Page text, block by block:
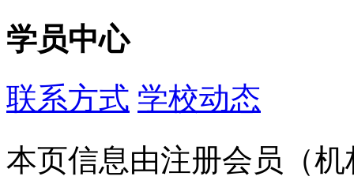
学员中心
联系方式 学校动态
本页信息由注册会员（